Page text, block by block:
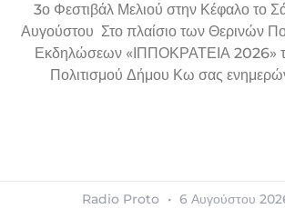
3ο Φεστιβάλ Μελιού στην Κέφαλο το
Αυγούστου Στο πλαίσιο των Θερινών
Εκδηλώσεων «ΙΠΠΟΚΡΑΤΕΙΑ 2026»
Πολιτισμού Δήμου Κω σας
Radio Proto 6 Αυγούστου